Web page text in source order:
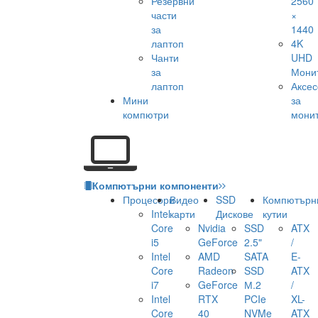
части
за
лаптоп
Чанти
за
лаптоп
Мини
компютри
×
1440
4K
UHD
за
Компютърни компоненти
Процесори
Intel
Core
i5
Intel
Core
i7
Intel
Core
Видео
карти
Nvidia
GeForce
AMD
Radeon
GeForce
RTX
40
SSD
Дискове
SSD
2.5"
SATA
SSD
М.2
PCIe
NVMe
кутии
ATX
/
E-
ATX
/
XL-
ATX